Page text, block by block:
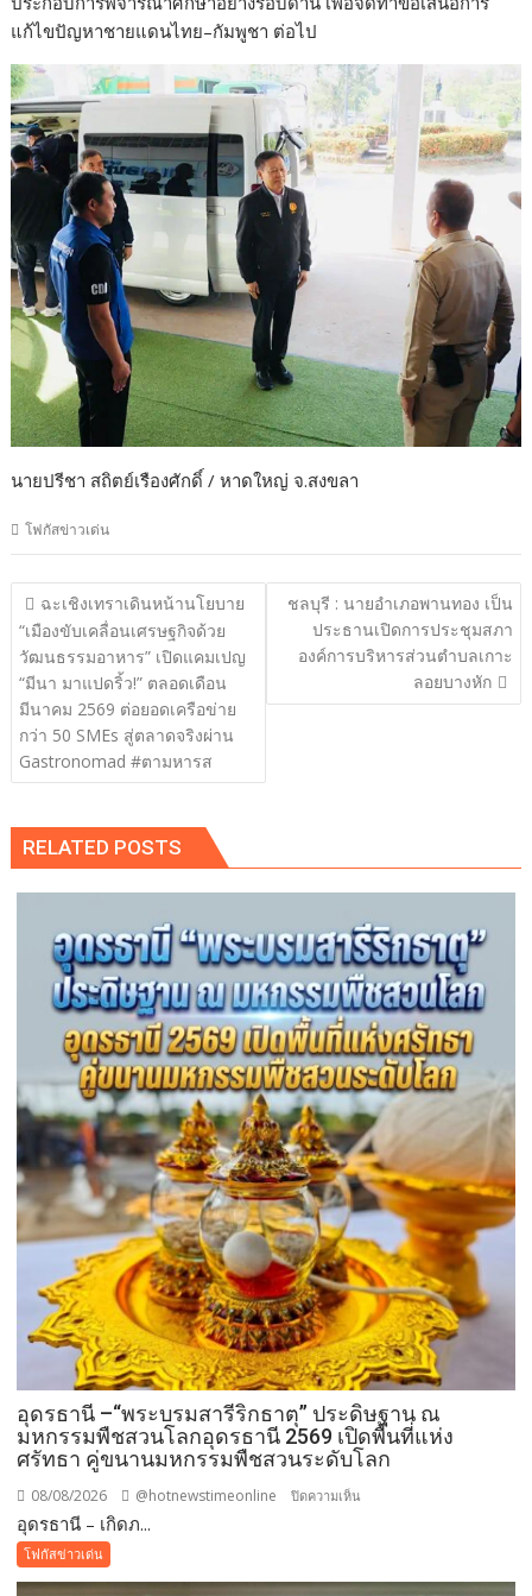
แก้ไขปัญหาชายแดนไทย–กัมพูชา ต่อไป
นายปรีชา สถิตย์เรืองศักดิ์ / หาดใหญ่ จ.สงขลา
โฟกัสข่าวเด่น
แนะแนว
เรื่อง
ฉะเชิงเทราเดินหน้านโยบาย
“เมืองขับเคลื่อนเศรษฐกิจด้วย
วัฒนธรรมอาหาร” เปิดแคมเปญ
“มีนา มาแปดริ้ว!” ตลอดเดือน
มีนาคม 2569 ต่อยอดเครือข่าย
กว่า 50 SMEs สู่ตลาดจริงผ่าน
Gastronomad #ตามหารส
ชลบุรี : นายอำเภอพานทอง เป็น
ประธานเปิดการประชุมสภา
องค์การบริหารส่วนตำบลเกาะ
ลอยบางหัก
RELATED POSTS
อุดรธานี –“พระบรมสารีริกธาตุ” ประดิษฐาน ณ
มหกรรมพืชสวนโลกอุดรธานี 2569 เปิดพื้นที่แห่ง
ศรัทธา คู่ขนานมหกรรมพืชสวนระดับโลก
08/08/2026 @hotnewstimeonline ปิดความเห็น
อุดรธานี – เกิดภ...
โฟกัสข่าวเด่น